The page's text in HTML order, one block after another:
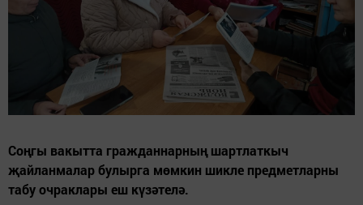
Соңгы вакытта гражданнарның шартлаткыч
җайланмалар булырга мөмкин шикле предметларны
табу очраклары еш күзәтелә.